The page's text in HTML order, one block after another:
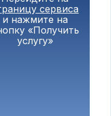
сервиса
и нажмите на
«Получить
услугу»